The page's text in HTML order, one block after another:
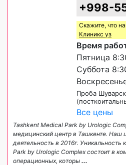
+998-
Скажите, что
Клиникс уз
Время
Пятница
Суббота
Проба
Все цены
Tashkent Medical Park by Urologic
медицинский центр в Ташкенте. Наш
деятельность в 2016г. Уникальность
Park by Urologic Complex состоит в
операционных, которы ...